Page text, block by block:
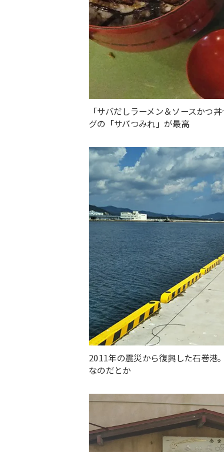
「サバだしラーメン＆ソースか
グの「サバつみれ」が最高
2011年の震災から復興した石巻港
なのだとか